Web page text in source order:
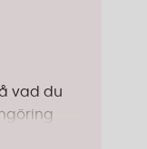
vad du